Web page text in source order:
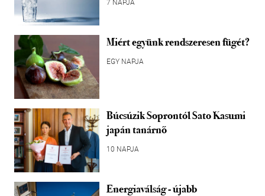
7 NAPJA
Miért együnk rendszeresen fügét?
EGY NAPJA
Búcsúzik Soprontól Sato Kasumi
japán tanárnő
10 NAPJA
Energiaválság - újabb